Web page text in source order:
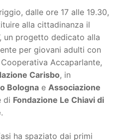
dalle ore 17 alle 19.30,
alla cittadinanza il
un progetto dedicato alla
per giovani adulti con
Accaparlante,
Carisbo, in
Bologna e Associazione
di Fondazione Le Chiavi di
.
ha spaziato dai primi